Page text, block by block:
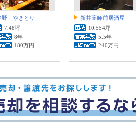
野 やきとり
7.48坪
8年
180万円
新井薬師前居酒屋
10.554坪
5.5年
240万円